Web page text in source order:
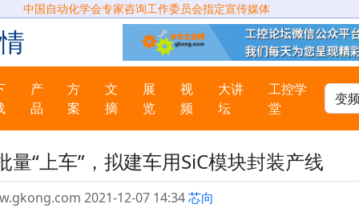
中国自动化学会专家咨询工作委员会指定宣传媒体
产
品
方
案
文
摘
展
览
视
频
大讲
坛
工控学
堂
量“上车”，拟建车用SiC模块封装产线
2021-12-07 14:34芯向